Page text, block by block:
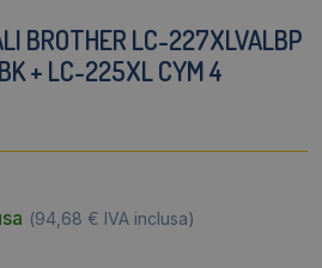
BROTHER LC-227XLVALBP
+ LC-225XL CYM 4
(94,68 € IVA inclusa)